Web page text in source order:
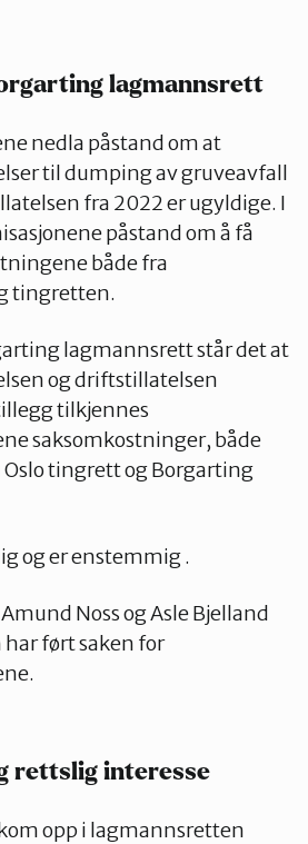
lagmannsrett
nedla påstand om at
til dumping av gruveavfall
fra 2022 er ugyldige. I
påstand om å få
både fra
tingretten.
lagmannsrett står det at
og driftstillatelsen
tilkjennes
saksomkostninger, både
tingrett og Borgarting
og er enstemmig .
Noss og Asle Bjelland
har ført saken for
rettslig interesse
opp i lagmannsretten